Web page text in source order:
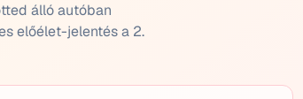
álló autóban
előélet-jelentés a 2.